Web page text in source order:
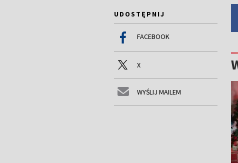
UDOSTĘPNIJ
FACEBOOK
X
WYŚLIJ MAILEM